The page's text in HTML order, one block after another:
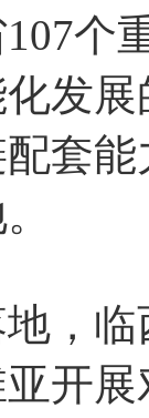
个
发
套
，
开